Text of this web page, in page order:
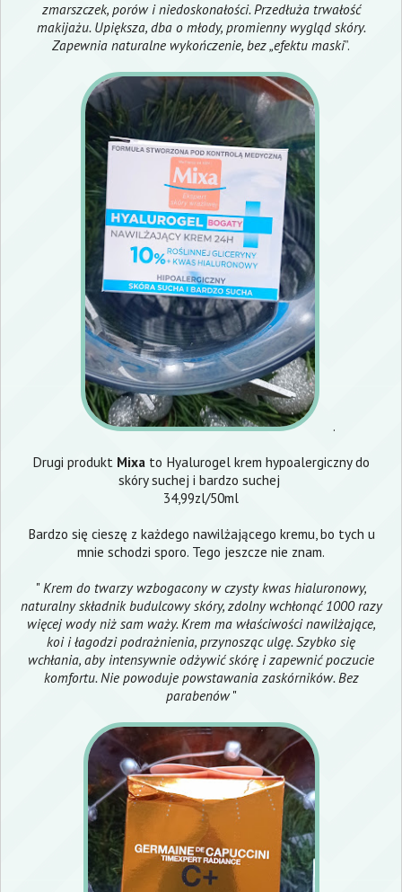
zmarszczek, porów i niedoskonałości. Przedłuża trwałość
makijażu. Upiększa, dba o młody, promienny wygląd skóry.
Zapewnia naturalne wykończenie, bez „efektu maski”.
.
Drugi produkt Mixa to Hyalurogel krem hypoalergiczny do
skóry suchej i bardzo suchej
34,99zl/50ml
Bardzo się cieszę z każdego nawilżającego kremu, bo tych u
mnie schodzi sporo. Tego jeszcze nie znam.
"Krem do twarzy wzbogacony w czysty kwas hialuronowy,
naturalny składnik budulcowy skóry, zdolny wchłonąć 1000 razy
więcej wody niż sam waży. Krem ma właściwości nawilżające,
koi i łagodzi podrażnienia, przynosząc ulgę. Szybko się
wchłania, aby intensywnie odżywić skórę i zapewnić poczucie
komfortu. Nie powoduje powstawania zaskórników. Bez
parabenów"